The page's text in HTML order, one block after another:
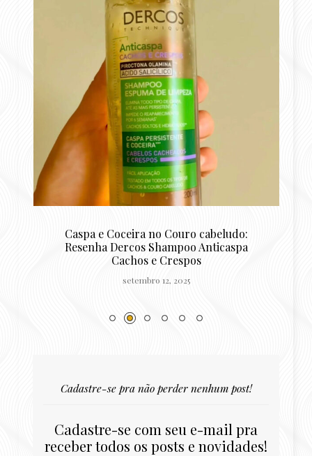
Caspa e Coceira no Couro cabeludo:
Resenha Dercos Shampoo Anticaspa
Cachos e Crespos
setembro 12, 2025
Cadastre-se pra não perder nenhum post!
Cadastre-se com seu e-mail pra
receber todos os posts e novidades!